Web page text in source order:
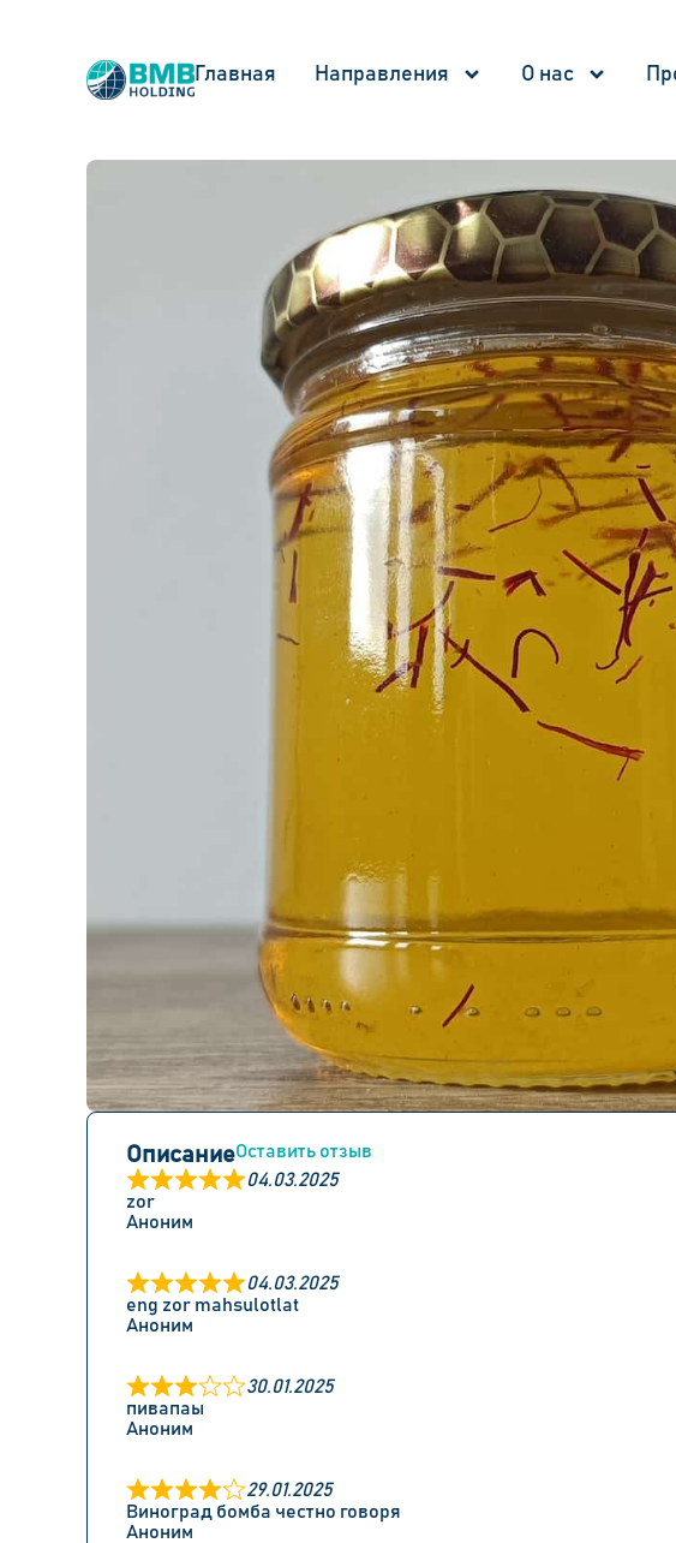
Главная Направления О нас
ОписаниеОставить отзыв
04.03.2025
zor
Аноним
04.03.2025
eng zor mahsulotlat
Аноним
30.01.2025
пивапаы
Аноним
29.01.2025
Виноград бомба честно говоря
Аноним